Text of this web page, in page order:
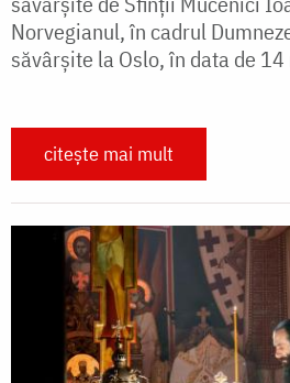
Norvegianul, în cadrul
săvârșite la Oslo, în data de
citește mai mult